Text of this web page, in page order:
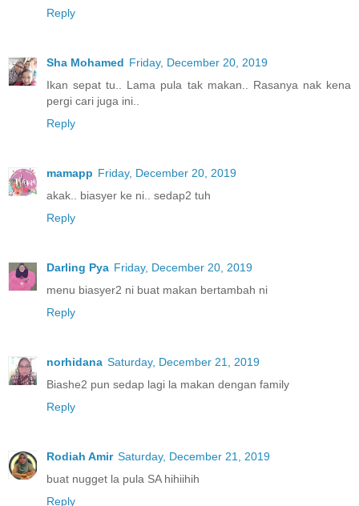
Reply
Sha Mohamed Friday, December 20, 2019
Ikan sepat tu.. Lama pula tak makan.. Rasanya nak kena
pergi cari juga ini..
Reply
mamapp Friday, December 20, 2019
akak.. biasyer ke ni.. sedap2 tuh
Reply
Darling Pya Friday, December 20, 2019
menu biasyer2 ni buat makan bertambah ni
Reply
norhidana Saturday, December 21, 2019
Biashe2 pun sedap lagi la makan dengan family
Reply
Rodiah Amir Saturday, December 21, 2019
buat nugget la pula SA hihiihih
Reply